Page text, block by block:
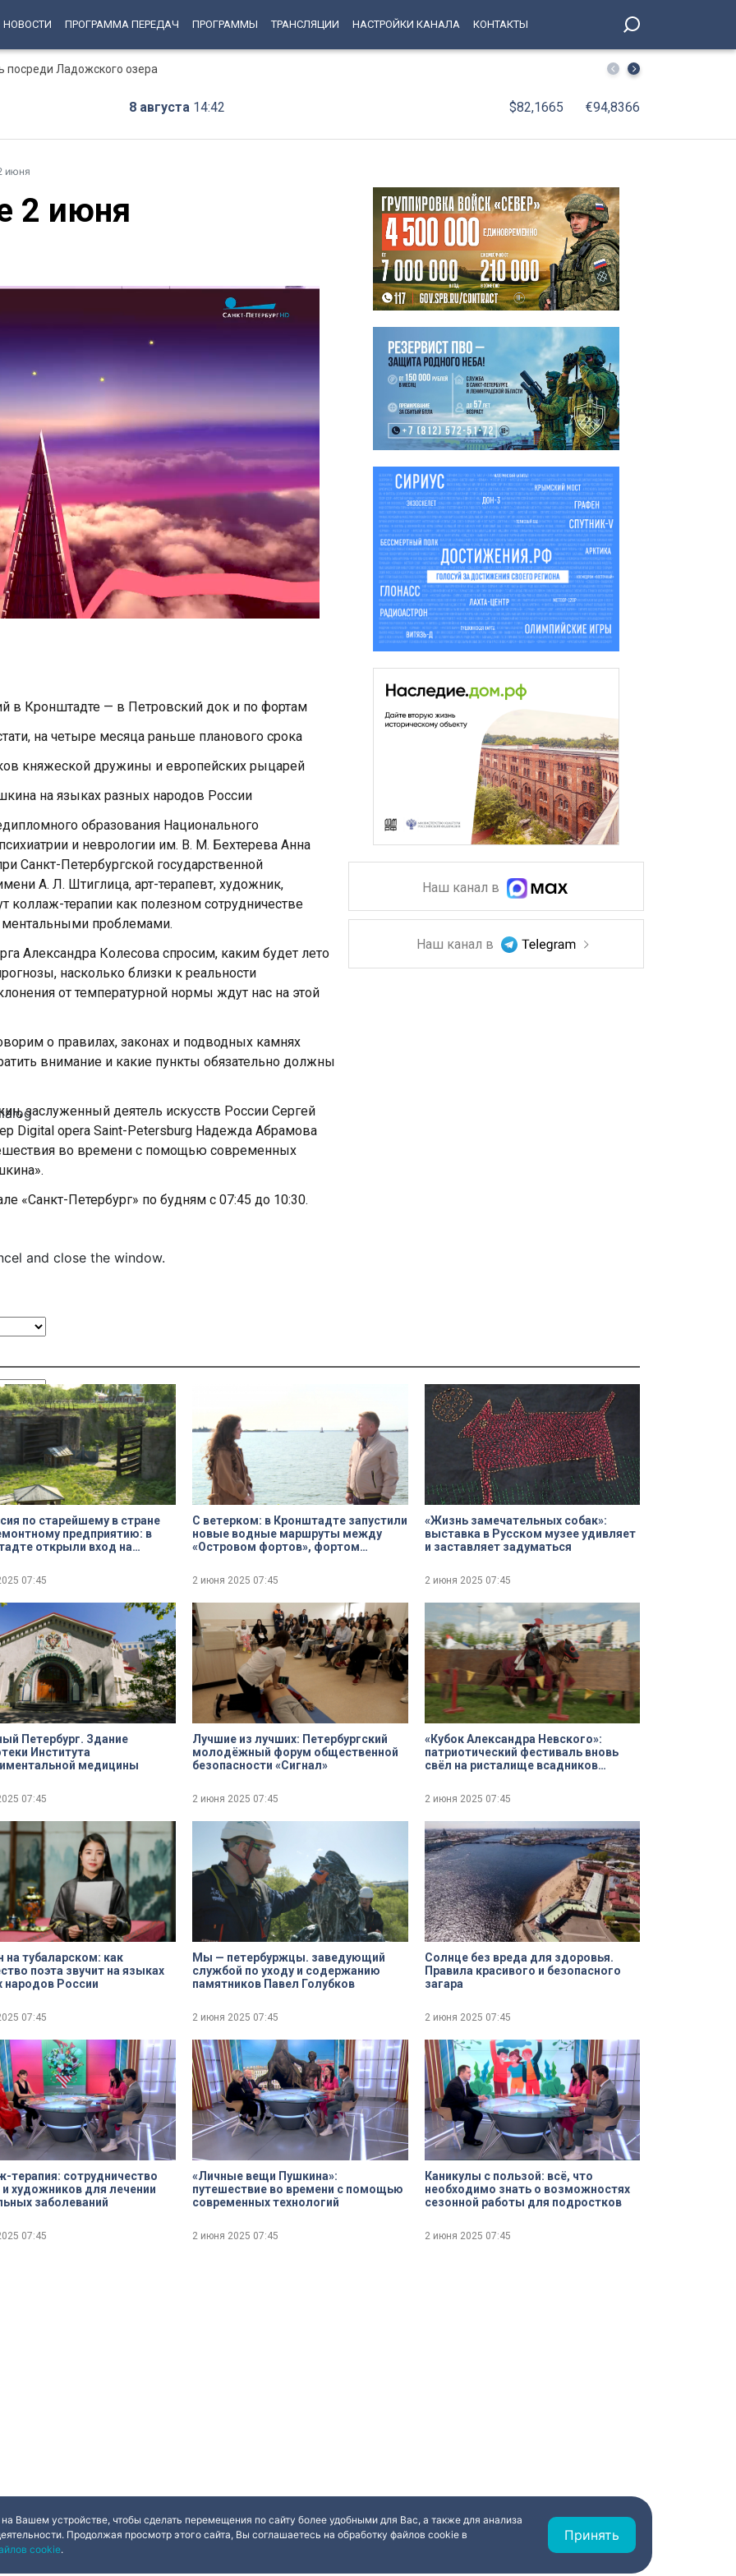
НОВОСТИ ПРОГРАММА ПЕРЕДАЧ ПРОГРАММЫ ТРАНСЛЯЦИИ НАСТРОЙКИ КАНАЛА КОНТАКТЫ
посреди Ладожского озера «Рупор 30-х»: Государственный музей «XX век»
8 августа 14:42 $82,1665 €94,8366
июня
2 июня
and close the window.
Done
в Кронштадте — в Петровский док и по фортам
на четыре месяца раньше планового срока
княжеской дружины и европейских рыцарей
на языках разных народов России
образования Национального
и неврологии им. В. М. Бехтерева Анна
Санкт-Петербургской государственной
А. Л. Штиглица, арт-терапевт, художник,
коллаж-терапии как полезном сотрудничестве
проблемами.
Александра Колесова спросим, каким будет лето
насколько близки к реальности
от температурной нормы ждут нас на этой
о правилах, законах и подводных камнях
внимание и какие пункты обязательно должны
заслуженный деятель искусств России Сергей
Digital opera Saint-Petersburg Надежда Абрамова
во времени с помощью современных
«Санкт-Петербург» по будням с 07:45 до 10:30.
Наш канал в
Наш канал в
по старейшему в стране
предприятию: в
открыли вход на
07:45
С ветерком: в Кронштадте запустили
новые водные маршруты между
«Островом фортов», фортом
2 июня 2025 07:45
«Жизнь замечательных собак»:
выставка в Русском музее удивляет
и заставляет задуматься
2 июня 2025 07:45
Петербург. Здание
Института
медицины
07:45
Лучшие из лучших: Петербургский
молодёжный форум общественной
безопасности «Сигнал»
2 июня 2025 07:45
«Кубок Александра Невского»:
патриотический фестиваль вновь
свёл на ристалище всадников
2 июня 2025 07:45
на тубаларском: как
поэта звучит на языках
народов России
07:45
Мы — петербуржцы. заведующий
службой по уходу и содержанию
памятников Павел Голубков
2 июня 2025 07:45
Солнце без вреда для здоровья.
Правила красивого и безопасного
загара
2 июня 2025 07:45
терапия: сотрудничество
и художников для лечении
заболеваний
07:45
«Личные вещи Пушкина»:
путешествие во времени с помощью
современных технологий
2 июня 2025 07:45
Каникулы с пользой: всё, что
необходимо знать о возможностях
сезонной работы для подростков
2 июня 2025 07:45
Вашем устройстве, чтобы сделать перемещения по сайту более удобными для Вас, а также для анализа
Продолжая просмотр этого сайта, Вы соглашаетесь на обработку файлов cookie в
cookie.
Принять